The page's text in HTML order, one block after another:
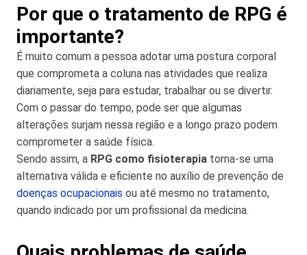
Por que o tratamento de RPG é
importante?
É muito comum a pessoa adotar uma postura corporal
que comprometa a coluna nas atividades que realiza
diariamente, seja para estudar, trabalhar ou se divertir.
Com o passar do tempo, pode ser que algumas
alterações surjam nessa região e a longo prazo podem
comprometer a saúde física.
Sendo assim, a RPG como fisioterapia torna-se uma
alternativa válida e eficiente no auxílio de prevenção de
doenças ocupacionais ou até mesmo no tratamento,
quando indicado por um profissional da medicina.